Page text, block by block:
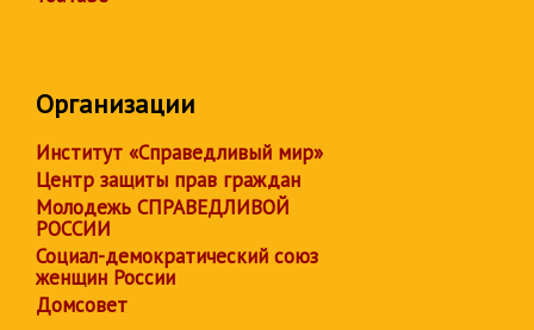
Организации
Институт «Справедливый мир»
Центр защиты прав граждан
Молодежь СПРАВЕДЛИВОЙ
РОССИИ
Социал-демократический союз
женщин России
Домсовет